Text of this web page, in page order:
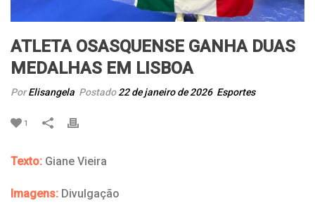
ATLETA OSASQUENSE GANHA DUAS
MEDALHAS EM LISBOA
PorElisangela Postado22 de janeiro de 2026 Esportes
1
Texto: Giane Vieira
Imagens: Divulgação